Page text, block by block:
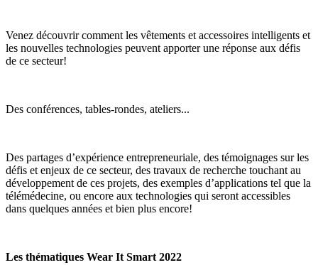
Venez découvrir comment les vêtements et accessoires intelligents et
les nouvelles technologies peuvent apporter une réponse aux défis
de ce secteur!
Des conférences, tables-rondes, ateliers...
Des partages d’expérience entrepreneuriale, des témoignages sur les
défis et enjeux de ce secteur, des travaux de recherche touchant au
développement de ces projets, des exemples d’applications tel que la
télémédecine, ou encore aux technologies qui seront accessibles
dans quelques années et bien plus encore!
Les thématiques Wear It Smart 2022